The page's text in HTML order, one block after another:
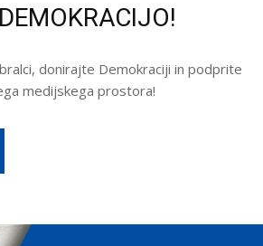
donirajte Demokraciji in podprite
medijskega prostora!